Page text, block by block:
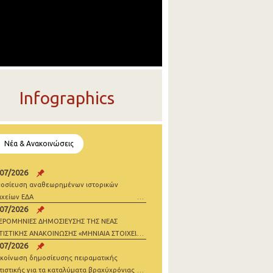
Infographics
Νέα & Ανακοινώσεις
2026
αναθεωρημένων ιστορικών
ΕΔΑ
2026
ΔΗΜΟΣΙΕΥΣΗΣ ΤΗΣ ΝΕΑΣ
ΑΝΑΚΟΙΝΩΣΗΣ «ΜΗΝΙΑΙΑ ΣΤΟΙΧΕΙΑ
2026
2026
δημοσίευσης πειραματικής
για τα καταλύματα βραχύχρόνιας